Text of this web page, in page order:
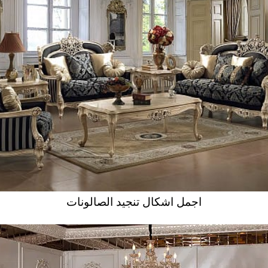
اجمل اشكال تنجيد الصالونات